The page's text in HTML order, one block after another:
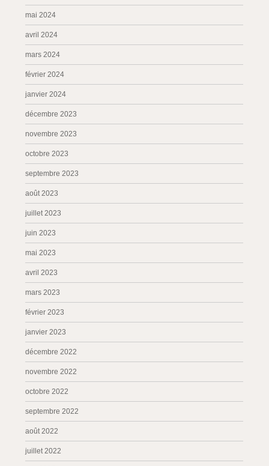
mai 2024
avril 2024
mars 2024
février 2024
janvier 2024
décembre 2023
novembre 2023
octobre 2023
septembre 2023
août 2023
juillet 2023
juin 2023
mai 2023
avril 2023
mars 2023
février 2023
janvier 2023
décembre 2022
novembre 2022
octobre 2022
septembre 2022
août 2022
juillet 2022